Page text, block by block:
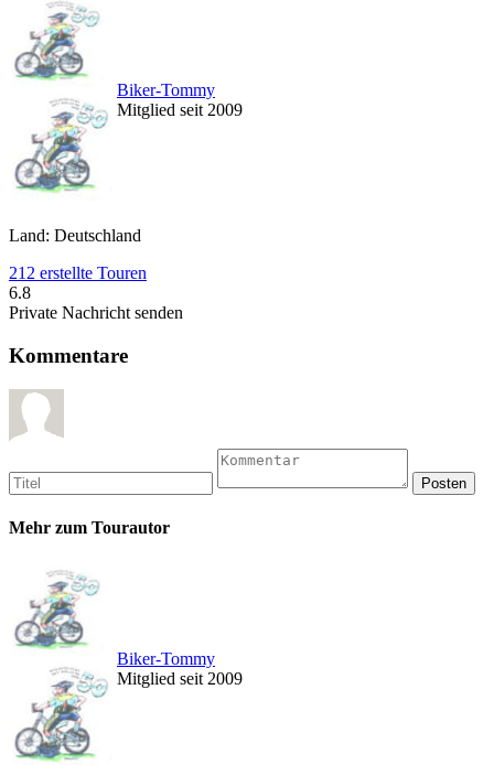
Biker-Tommy
Mitglied seit 2009
Land: Deutschland
212 erstellte Touren
6.8
Private Nachricht senden
Kommentare
Mehr zum Tourautor
Biker-Tommy
Mitglied seit 2009